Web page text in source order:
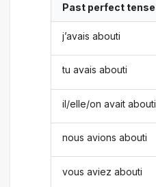
Past perfect tense
j’avais abouti
tu avais abouti
il/elle/on avait abouti
nous avions abouti
vous aviez abouti